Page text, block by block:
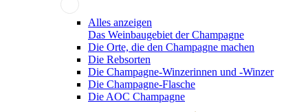
Alles anzeigen
Das Weinbaugebiet der Champagne
Die Orte, die den Champagne machen
Die Rebsorten
Die Champagne-Winzerinnen und -Winzer
Die Champagne-Flasche
Die AOC Champagne